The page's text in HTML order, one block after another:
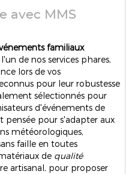
avec MMS
familiaux
de nos services phares,
lors de vos
pour leur robustesse
sélectionnés pour
d'événements de
pensée pour s'adapter aux
météorologiques,
faille en toutes
de qualité
artisanal, pour proposer